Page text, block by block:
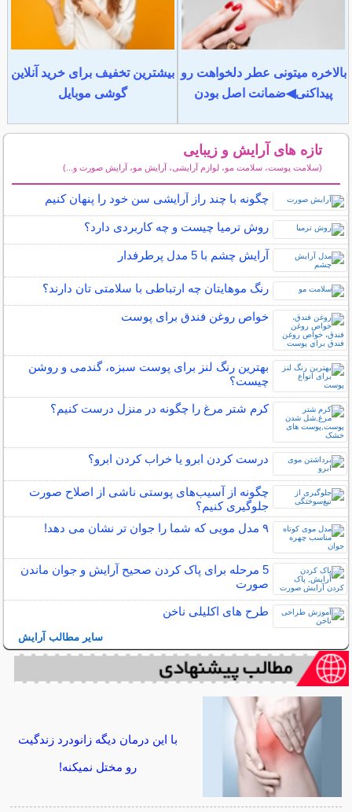
بالاخره میتونی عطر دلخواهت رو
پیداکنی◀ضمانت اصل بودن
بیشترین تخفیف برای خرید آنلاین
گوشی موبایل
تازه های آرایش و زیبایی
(سلامت پوست، سلامت مو، لوازم آرایشی، آرایش مو، آرایش صورت و...)
چگونه با چند راز آرایشی سن خود را پنهان کنیم
روش ترمیا چیست و چه کاربردی دارد؟
آرایش چشم با 5 مدل پرطرفدار
رنگ موهایتان چه ارتباطی با سلامتی تان دارند؟
خواص روغن فندق برای پوست
بهترین رنگ لنز برای پوست سبزه، گندمی و روشن
چیست؟
کرم شتر مرغ را چگونه در منزل درست کنیم؟
درست کردن ابرو یا خراب کردن ابرو؟
چگونه از آسیب‌های پوستی ناشی از اصلاح صورت
جلوگیری کنیم؟
۹ مدل مویی که شما را جوان تر نشان می دهد!
5 مرحله برای پاک کردن صحیح آرایش و جوان ماندن
صورت
طرح های اکلیلی ناخن
سایر مطالب آرایش
با این درمان دیگه زانودرد زندگیت
رو مختل نمیکنه!